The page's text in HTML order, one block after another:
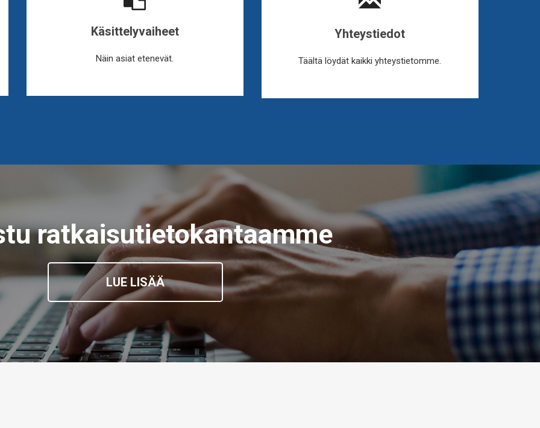
Käsittelyvaiheet
Näin asiat etenevät.
Yhteystiedot
Täältä löydät kaikki yhteystietomme.
ratkaisutietokantaamme
LUE LISÄÄ